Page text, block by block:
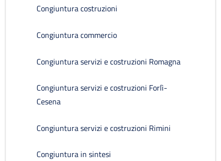
Congiuntura costruzioni
Congiuntura commercio
Congiuntura servizi e costruzioni Romagna
Congiuntura servizi e costruzioni Forlì-
Cesena
Congiuntura servizi e costruzioni Rimini
Congiuntura in sintesi